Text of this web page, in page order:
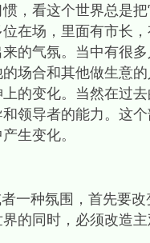
看这个世界总是把
在场，里面有市长
的气氛。当中有很
场合和其他做生意
的变化。当然在过
领导者的能力。这
生变化。
种氛围，首先要改
的同时，必须改造